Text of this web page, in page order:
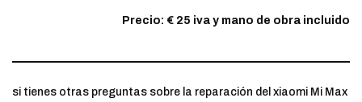
Precio: € 25 iva y mano de obra incluido
si tienes otras preguntas sobre la reparación del xiaomi Mi Max